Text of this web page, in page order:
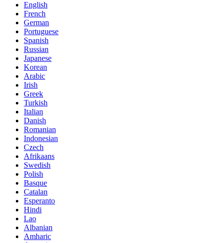
English
French
German
Portuguese
Spanish
Russian
Japanese
Korean
Arabic
Irish
Greek
Turkish
Italian
Danish
Romanian
Indonesian
Czech
Afrikaans
Swedish
Polish
Basque
Catalan
Esperanto
Hindi
Lao
Albanian
Amharic